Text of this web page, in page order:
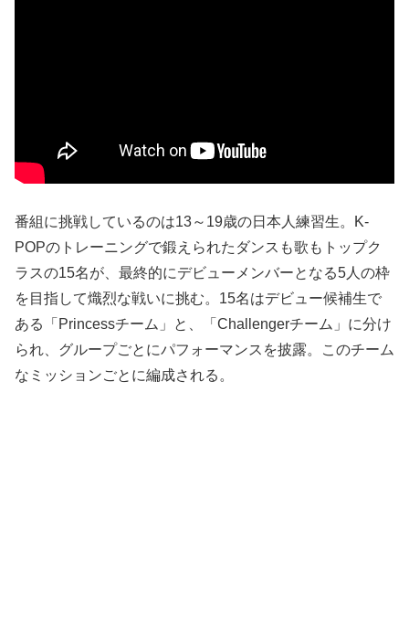
番組に挑戦しているのは13～19歳の日本人練習生。K-
POPのトレーニングで鍛えられたダンスも歌もトップク
ラスの15名が、最終的にデビューメンバーとなる5人の枠
を目指して熾烈な戦いに挑む。15名はデビュー候補生で
ある「Princessチーム」と、「Challengerチーム」に分け
られ、グループごとにパフォーマンスを披露。このチーム
なミッションごとに編成される。